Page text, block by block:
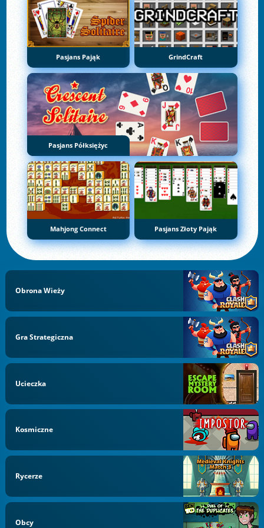
Pasjans Pająk GrindCraft
Pasjans Półksiężyc
Mahjong Connect Pasjans Złoty Pająk
Obrona Wieży
Gra Strategiczna
Ucieczka
Kosmiczne
Rycerze
Obcy